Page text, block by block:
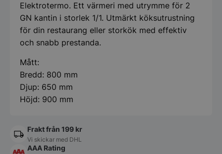
Elektrotermo. Ett värmeri med utrymme för 2
GN kantin i storlek 1/1. Utmärkt köksutrustning
för din restaurang eller storkök med effektiv
och snabb prestanda.
Mått:
Bredd: 800 mm
Djup: 650 mm
Höjd: 900 mm
Frakt från 199 kr
Vi skickar med DHL
AAA Rating